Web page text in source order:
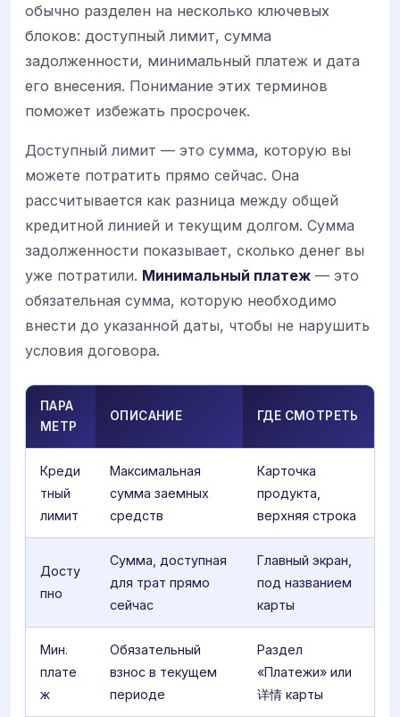
обычно разделен на несколько ключевых
блоков: доступный лимит, сумма
задолженности, минимальный платеж и дата
его внесения. Понимание этих терминов
поможет избежать просрочек.
Доступный лимит — это сумма, которую вы
можете потратить прямо сейчас. Она
рассчитывается как разница между общей
кредитной линией и текущим долгом. Сумма
задолженности показывает, сколько денег вы
уже потратили. Минимальный платеж — это
обязательная сумма, которую необходимо
внести до указанной даты, чтобы не нарушить
условия договора.
ПАРА
МЕТР
ОПИСАНИЕ ГДЕ СМОТРЕТЬ
Креди
тный
лимит
Максимальная
сумма заемных
средств
Карточка
продукта,
верхняя строка
Досту
пно
Сумма, доступная
для трат прямо
сейчас
Главный экран,
под названием
карты
Мин.
плате
ж
Обязательный
взнос в текущем
периоде
Раздел
«Платежи» или
详情 карты